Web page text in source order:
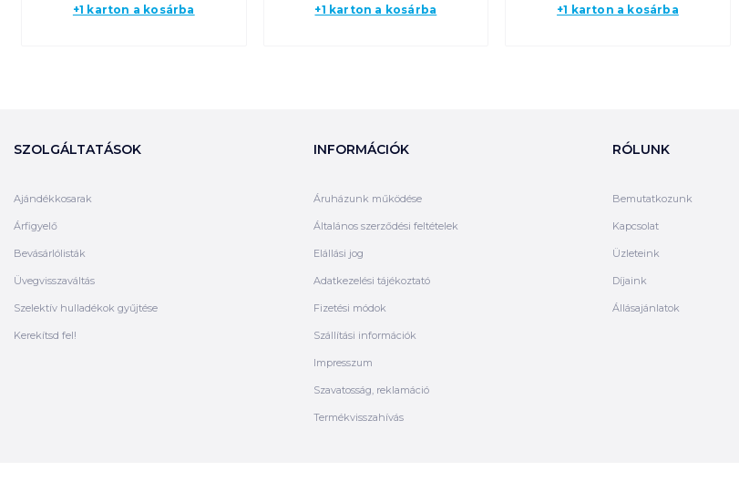
+1 karton a kosárba +1 karton a kosárba +1 karton a kosárba
SZOLGÁLTATÁSOK
Ajándékkosarak
Árfigyelő
Bevásárlólisták
Üvegvisszaváltás
Szelektív hulladékok gyűjtése
Kerekítsd fel!
INFORMÁCIÓK
Áruházunk működése
Általános szerződési feltételek
Elállási jog
Adatkezelési tájékoztató
Fizetési módok
Szállítási információk
Impresszum
Szavatosság, reklamáció
Termékvisszahívás
RÓLUNK
Bemutatkozunk
Kapcsolat
Üzleteink
Díjaink
Állásajánlatok